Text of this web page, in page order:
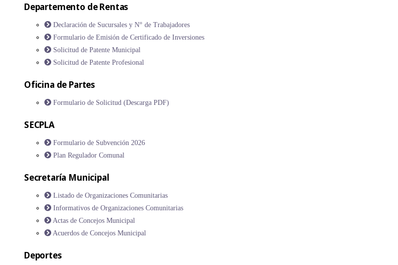
Departemento de Rentas
Declaración de Sucursales y N° de Trabajadores
Formulario de Emisión de Certificado de Inversiones
Solicitud de Patente Municipal
Solicitud de Patente Profesional
Oficina de Partes
Formulario de Solicitud (Descarga PDF)
SECPLA
Formulario de Subvención 2026
Plan Regulador Comunal
Secretaría Municipal
Listado de Organizaciones Comunitarias
Informativos de Organizaciones Comunitarias
Actas de Concejos Municipal
Acuerdos de Concejos Municipal
Deportes